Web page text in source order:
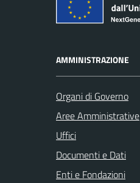
AMMINISTRAZIONE
Organi di Governo
Aree Amministrative
Uffici
Documenti e Dati
Enti e Fondazioni